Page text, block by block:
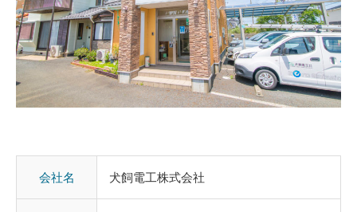
会社名 犬飼電工株式会社